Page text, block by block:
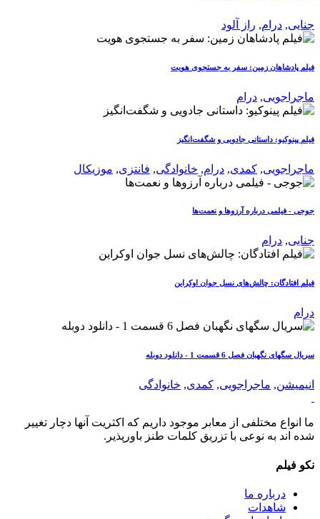
جنایی, درام, راز آلود
فیلم پادشاهان زمین: سفر به جستجوی هویت
ماجراجویی, درام
فیلم پینوکیو: داستانی جادویی و شگفت‌انگیز
ماجراجویی, کمدی, درام, خانوادگی, فانتزی, موزیکال
جوجی - فیلمی درباره آرزوها و نعمت‌ها
جنایی, درام
فیلم افتادگان: چالش‌های نسل جوان اوکراین
درام
سریال سگهای نگهبان فصل 6 قسمت 1 - دانلود دوبله
انیمیشن, ماجراجویی, کمدی, خانوادگی
ما انواع مختلفی از معابر موجود داریم که اکثریت آنها دچار تغییر
شده اند به نوعی با تزریق کلمات طنز باورپذیر.
نکو فیلم
درباره ما
شاهدات